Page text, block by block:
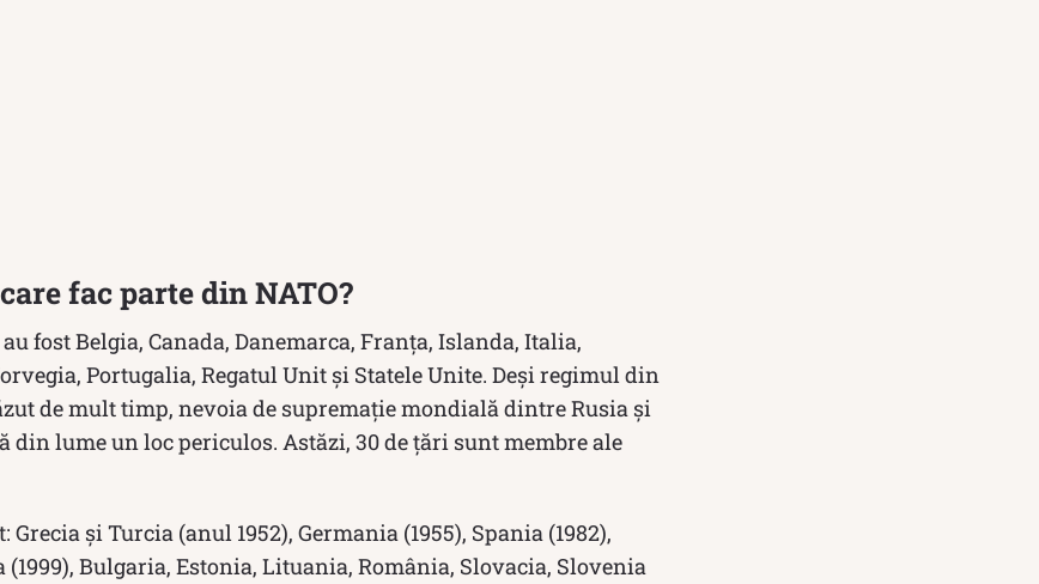
fac parte din NATO?
fost Belgia, Canada, Danemarca, Franța, Islanda, Italia,
Portugalia, Regatul Unit și Statele Unite. Deși regimul din
de mult timp, nevoia de supremație mondială dintre Rusia și
din lume un loc periculos. Astăzi, 30 de țări sunt membre ale
și Turcia (anul 1952), Germania (1955), Spania (1982),
(1999), Bulgaria, Estonia, Lituania, România, Slovacia, Slovenia